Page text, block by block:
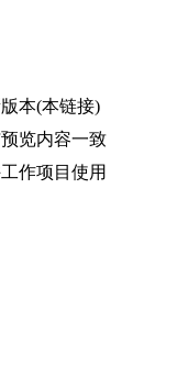
本(本链接)
览内容一致
作项目使用